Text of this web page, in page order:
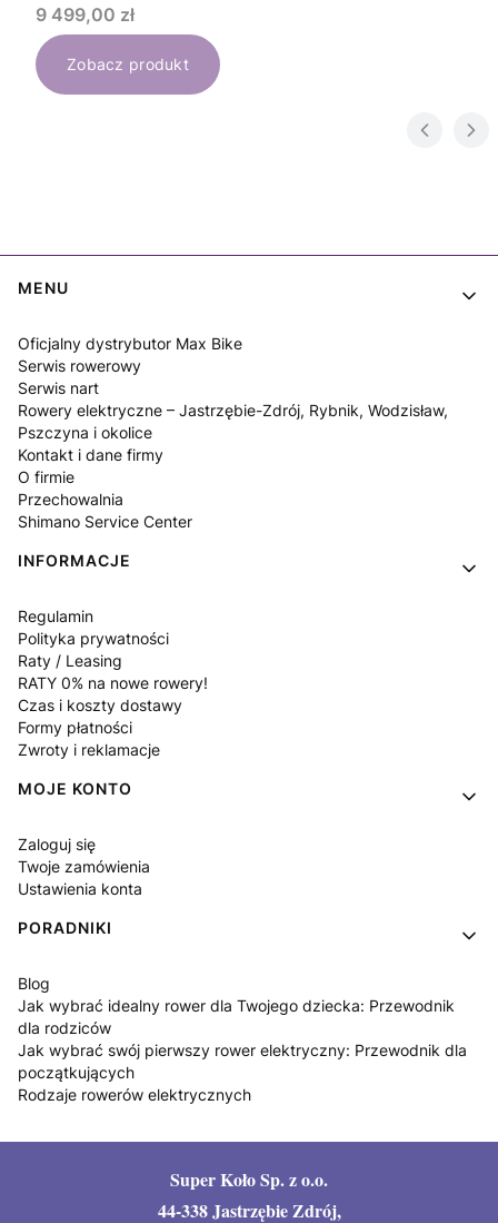
Cena
9 499,00 zł
Zobacz produkt
Linki w stopce
MENU
Oficjalny dystrybutor Max Bike
Serwis rowerowy
Serwis nart
Rowery elektryczne – Jastrzębie-Zdrój, Rybnik, Wodzisław,
Pszczyna i okolice
Kontakt i dane firmy
O firmie
Przechowalnia
Shimano Service Center
INFORMACJE
Regulamin
Polityka prywatności
Raty / Leasing
RATY 0% na nowe rowery!
Czas i koszty dostawy
Formy płatności
Zwroty i reklamacje
MOJE KONTO
Zaloguj się
Twoje zamówienia
Ustawienia konta
PORADNIKI
Blog
Jak wybrać idealny rower dla Twojego dziecka: Przewodnik
dla rodziców
Jak wybrać swój pierwszy rower elektryczny: Przewodnik dla
początkujących
Rodzaje rowerów elektrycznych
Super Koło Sp. z o.o.
44-338 Jastrzębie Zdrój,